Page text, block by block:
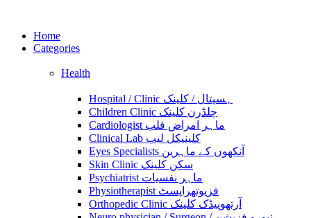
Home
Categories
Health
Hospital / Clinic ہسپتال / کلینک
Children Clinic چلڈرن کلینک
Cardiologist ماہر امراض قلب
Clinical Lab کلینیکل لیب
Eyes Specialists آنکھوں کے ماہرین
Skin Clinic سکن کلینک
Psychiatrist ماہر نفسیات
Physiotherapist فزیوتھراپسٹ
Orthopedic Clinic آرتھوپیڈک کلینک